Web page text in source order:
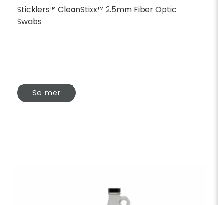
Sticklers™ CleanStixx™ 2.5mm Fiber Optic
Swabs
Se mer